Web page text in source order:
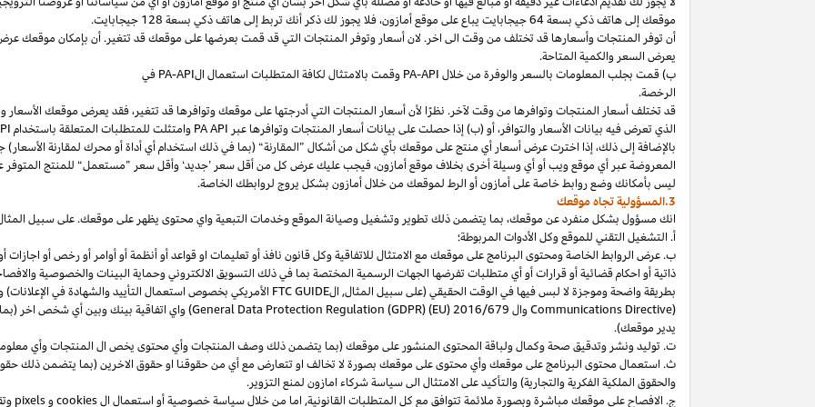
موقعكإلىهاتفذكي بسعة جيجابايت يباععلى موقعأمازون،فلا يجوز لكذكرأنك تربطإلىهاتفذكي بسعة جيجابايت.
أن توفر المنتجات وأسعارها قد تختلف من وقت الى اخر. لان أسعار وتوفر المنتجات التي قد قمت بعرضها على موقعك قد تتغير. أن بإمكان موقعك
يعرض السعر والكمية المتاحة.
ب) قمت بجلب المعلومات بالسعر والوفرة من خلال PA-API وقمت بالامتثال لكافة المتطلبات استعمال ال PA-API
في
الرخصة.
قد تختلف أسعار المنتجات وتوافرها من وقت لآخر. نظرًا لأن أسعار المنتجات التي أدرجتها على موقعك وتوافرها قد تتغير، فقد يعرض موقعك الأسعار
الذي تعرض فيه بيانات الأسعار والتوافر، أو (ب) إذا حصلت على بيانات أسعار المنتجات وتوافرها عبر
وامتثلت للمتطلبات المتعلقة باستخدام
بالإضافة إلىذلك، إذا اخترتعرضأسعار أي منتجعلى موقعك بأيشكل منأشكال ”المقارنة“
(بمافيذلك استخدامأيأداةأو محرك لمقارنة الأسعار)
المعروضةعبر أي موقعويبأوأيوسيلةأخرى بخلاف موقعأمازون،فيجبعليكعرض كل منأقلسعر ’جديد‘ وأقلسعر ”مستعمل“ للمنتج المتوفر
ليس بأمكانكوضع روابط خاصة على أمازون أو الرط لموقعك من خلال أمازون بشكل يروج لروابطك الخاصة.
3.المسؤولية تجاه موقعك
انك مسؤول بشكل منفرد عن موقعك، بما يتضمن ذلك تطويروتشغيلوصيانة الموقع وخدمات التبعية واي محتوى يظهر على موقعك. على سبيل
أ. التشغيل التقني للموقع وكل الأدوات المربوطة؛
ب. عرض الروابط الخاصة ومحتوى البرنامج على موقعك مع الامتثال للاتفاقية وكل قانون نافذ أو تعليمات او قواعد أو أنظمة أو أوامر أو رخص أو اجازات
ذاتية أو احكام قضائية أو قرارات أو أي متطلبات تفرضها الجهات الرسمية المختصة بما في ذلك التسويق الالكتروني وحماية البينات والخصوصية
بطريقة واضحة وموجزة لا لبس فيها في الوقت الحقيقي(على سبيل المثال, الFTC GUIDE الأمريكي بخصوص استعمال التأييد والشهادة في الإعلانات)
Communications Directive) وال General Data Protection Regulation (GDPR) (EU) 2016/679) واي اتفاقية بينك وبين أي شخص
يدير موقعك).
ت. توليد ونشر وتدقيق صحة وكمال ولباقة المحتوى المنشور على موقعك (بما يتضمن ذلك وصف المنتجات وأي محتوى يخص ال المنتجات وأي
ث. استعمال محتوى البرنامج على موقعك وأي محتوى على موقعك بصورة لا تخالف او تتعارض مع أي من حقوقنا او حقوق الاخرين (بما يتضمن ذلك
والحقوق الملكية الفكرية والتجارية) والتأكيد على الامتثال الى سياسة شركاء امازون لمنع التزوير.
ج. الافصاح على موقعك مباشرة وبصورة ملائمة تتوافق مع كل المتطلبات القانونية, اما من خلال سياسة خصوصية أو استعمال الcookiesوpixels و